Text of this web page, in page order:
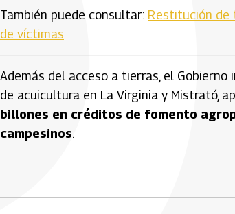
También puede consultar: Restitución de
de víctimas
Además del acceso a tierras, el
de acuicultura en La Virginia y Mistrató,
billones en créditos de fomento
campesinos.